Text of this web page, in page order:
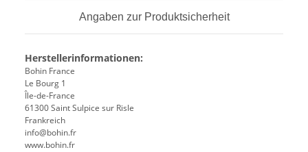
Angaben zur Produktsicherheit
Herstellerinformationen:
Bohin France
Le Bourg 1
Île-de-France
61300 Saint Sulpice sur Risle
Frankreich
info@bohin.fr
www.bohin.fr